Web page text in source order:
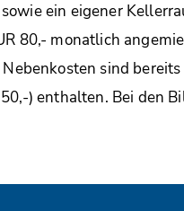
ein eigener
80,- monatlich
sind
) enthalten. Bei den